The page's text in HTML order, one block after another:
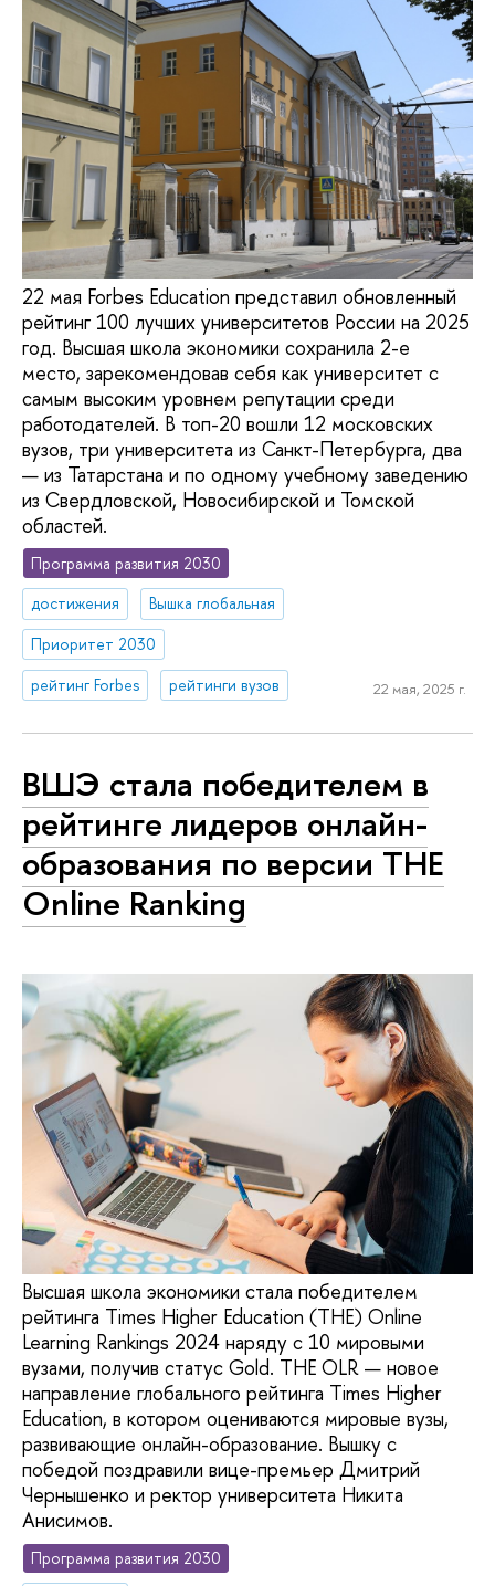
22 мая Forbes Education представил обновленный
рейтинг 100 лучших университетов России на 2025
год. Высшая школа экономики сохранила 2-е
место, зарекомендовав себя как университет с
самым высоким уровнем репутации среди
работодателей. В топ-20 вошли 12 московских
вузов, три университета из Санкт-Петербурга, два
— из Татарстана и по одному учебному заведению
из Свердловской, Новосибирской и Томской
областей.
Программа развития 2030
достижения
Вышка глобальная
Приоритет 2030
рейтинг Forbes
рейтинги вузов 22 мая, 2025 г.
ВШЭ стала победителем в
рейтинге лидеров онлайн-
образования по версии THE
Online Ranking
Высшая школа экономики стала победителем
рейтинга Times Higher Education (THE) Online
Learning Rankings 2024 наряду с 10 мировыми
вузами, получив статус Gold. THE OLR — новое
направление глобального рейтинга Times Higher
Education, в котором оцениваются мировые вузы,
развивающие онлайн-образование. Вышку с
победой поздравили вице-премьер Дмитрий
Чернышенко и ректор университета Никита
Анисимов.
Программа развития 2030